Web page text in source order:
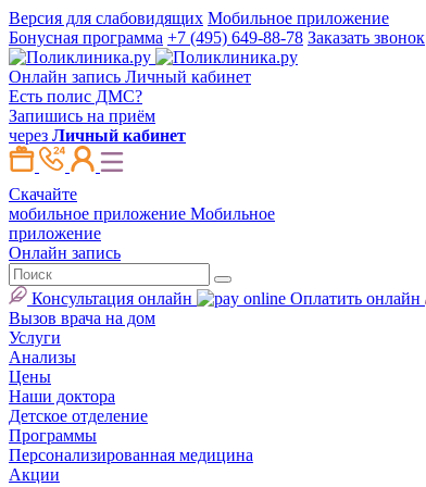
Версия для слабовидящих Мобильное приложение
Бонусная программа +7 (495) 649-88-78 Заказать звонок
Онлайн запись Личный кабинет
Есть полис ДМС?
Запишись на приём
через Личный кабинет
Скачайте
мобильное приложение Мобильное
приложение
Онлайн запись
Консультация онлайн Оплатить онлайн
Вызов врача на дом
Услуги
Анализы
Цены
Наши доктора
Детское отделение
Программы
Персонализированная медицина
Акции